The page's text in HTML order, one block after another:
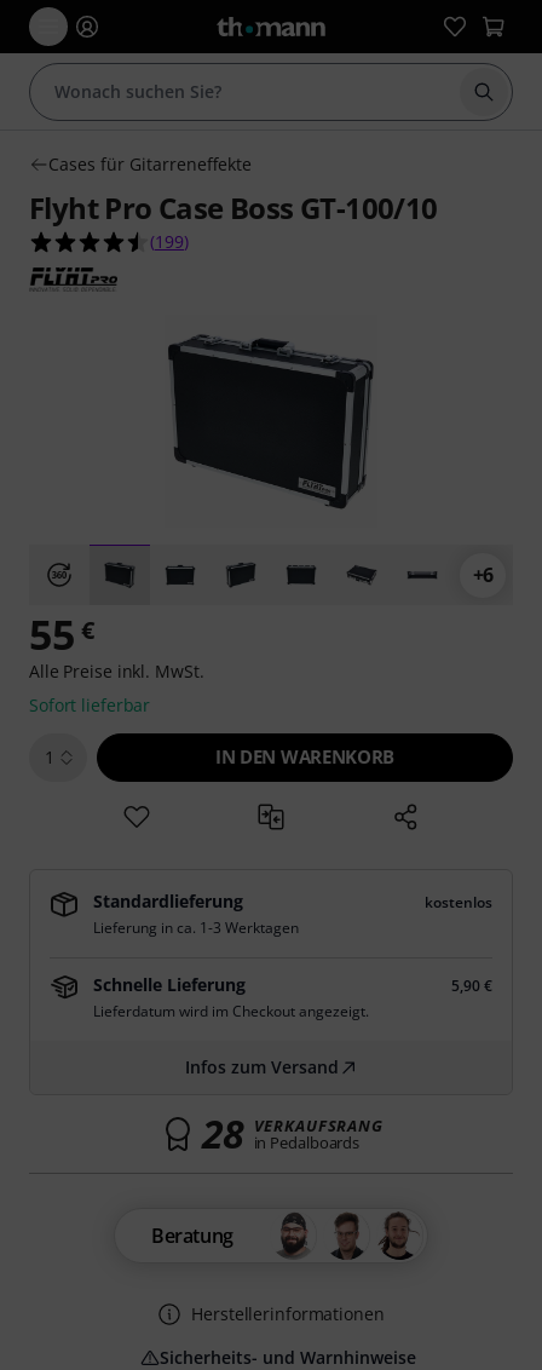
Suche
Cases für Gitarreneffekte
Flyht Pro Case Boss GT-100/10
4.5 von 5 Sternen aus 199 Kundenbewertungen
(199)
+6
55 €
Alle Preise inkl. MwSt.
Sofort lieferbar
1 IN DEN WARENKORB
Standardlieferung
kostenlos
Lieferung in ca. 1-3 Werktagen
Schnelle Lieferung
5,90 €
Lieferdatum wird im Checkout angezeigt.
Infos zum Versand
28 VERKAUFSRANG
in Pedalboards
Beratung
Herstellerinformationen
Sicherheits- und Warnhinweise